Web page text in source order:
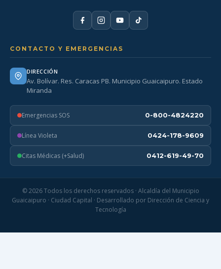
CONTACTO Y EMERGENCIAS
DIRECCIÓN
Av. Bolívar. Res. Caracas PB. Municipio Guaicaipuro. Estado
Miranda
Emergencias SOS 0-800-4824220
Línea Violeta 0424-178-9609
Citas Médicas (+Salud) 0412-619-49-70
© 2026 Todos los derechos reservados · Alcaldía del Municipio
Guaicaipuro · Ciudad Capital · Desarrollado por Dirección de Ciencia y
Tecnología